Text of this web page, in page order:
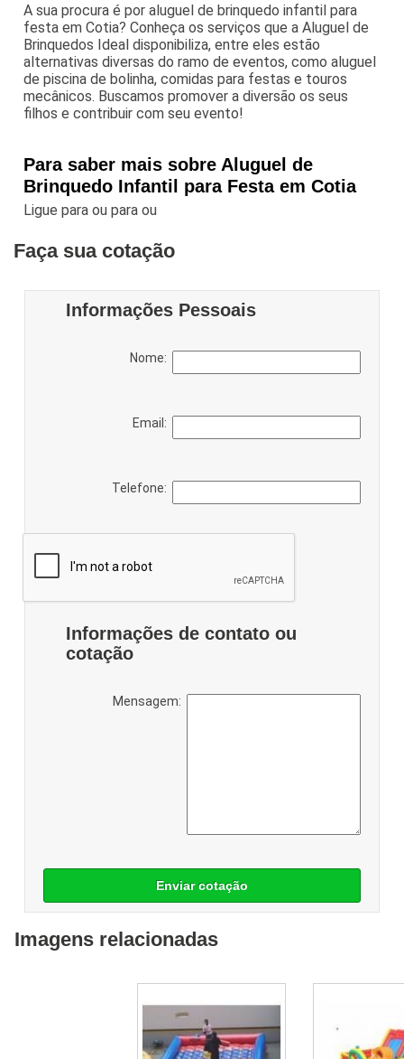
A sua procura é por aluguel de brinquedo infantil para
festa em Cotia? Conheça os serviços que a Aluguel de
Brinquedos Ideal disponibiliza, entre eles estão
alternativas diversas do ramo de eventos, como aluguel
de piscina de bolinha, comidas para festas e touros
mecânicos. Buscamos promover a diversão os seus
filhos e contribuir com seu evento!
Para saber mais sobre Aluguel de
Brinquedo Infantil para Festa em Cotia
Ligue paraou paraou
Faça sua cotação
Informações Pessoais
Nome:
Email:
Telefone:
Informações de contato ou
cotação
Mensagem:
Enviar cotação
Imagens relacionadas